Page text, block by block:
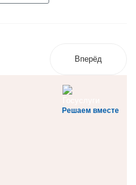
Вперёд
Решаем вместе